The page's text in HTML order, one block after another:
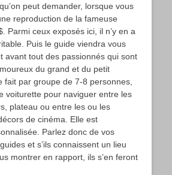
peut demander, lorsque vous
reproduction de la fameuse
Parmi ceux exposés ici, il n’y en a
Puis le guide viendra vous
avant tout des passionnés qui sont
du grand et du petit
fait par groupe de 7-8 personnes,
voiturette pour naviguer entre les
plateau ou entre les ou les
de cinéma. Elle est
Parlez donc de vos
et s’ils connaissent un lieu
montrer en rapport, ils s’en feront